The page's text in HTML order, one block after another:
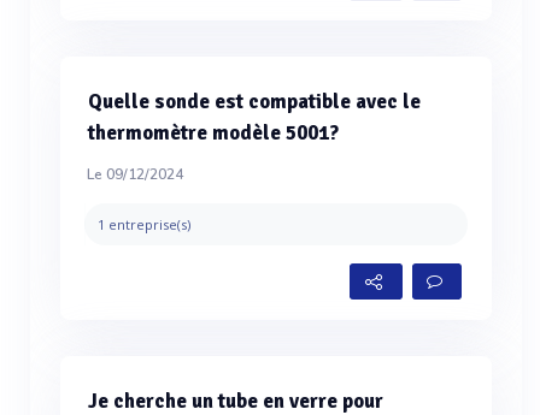
Quelle sonde est compatible avec le
thermomètre modèle 5001?
Le 09/12/2024
1 entreprise(s)
Je cherche un tube en verre pour